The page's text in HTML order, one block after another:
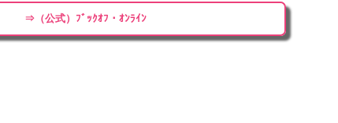
⇒（公式）ﾌﾞｯｸｵﾌ・ｵﾝﾗｲﾝ